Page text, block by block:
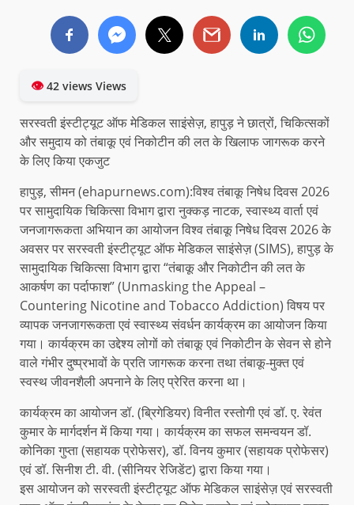
👁42 views Views
सरस्वती इंस्टीट्यूट ऑफ मेडिकल साइंसेज़, हापुड़ ने छात्रों, चिकित्सकों
और समुदाय को तंबाकू एवं निकोटीन की लत के खिलाफ जागरूक करने
के लिए किया एकजुट
हापुड़, सीमन (ehapurnews.com):विश्व तंबाकू निषेध दिवस 2026
पर सामुदायिक चिकित्सा विभाग द्वारा नुक्कड़ नाटक, स्वास्थ्य वार्ता एवं
जनजागरूकता अभियान का आयोजन विश्व तंबाकू निषेध दिवस 2026 के
अवसर पर सरस्वती इंस्टीट्यूट ऑफ मेडिकल साइंसेज़ (SIMS), हापुड़ के
सामुदायिक चिकित्सा विभाग द्वारा “तंबाकू और निकोटीन की लत के
आकर्षण का पर्दाफाश” (Unmasking the Appeal –
Countering Nicotine and Tobacco Addiction) विषय पर
व्यापक जनजागरूकता एवं स्वास्थ्य संवर्धन कार्यक्रम का आयोजन किया
गया। कार्यक्रम का उद्देश्य लोगों को तंबाकू एवं निकोटीन के सेवन से होने
वाले गंभीर दुष्प्रभावों के प्रति जागरूक करना तथा तंबाकू-मुक्त एवं
स्वस्थ जीवनशैली अपनाने के लिए प्रेरित करना था।
कार्यक्रम का आयोजन डॉ. (ब्रिगेडियर) विनीत रस्तोगी एवं डॉ. ए. रेवंत
कुमार के मार्गदर्शन में किया गया। कार्यक्रम का सफल समन्वयन डॉ.
कोनिका गुप्ता (सहायक प्रोफेसर), डॉ. विनय कुमार (सहायक प्रोफेसर)
एवं डॉ. सिनीश टी. वी. (सीनियर रेजिडेंट) द्वारा किया गया।
इस आयोजन को सरस्वती इंस्टीट्यूट ऑफ मेडिकल साइंसेज़ एवं सरस्वती